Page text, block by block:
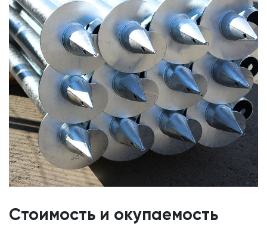
Стоимость и окупаемость